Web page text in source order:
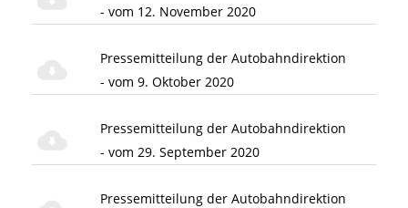
- vom 12. November 2020
Pressemitteilung der Autobahndirektion
- vom 9. Oktober 2020
Pressemitteilung der Autobahndirektion
- vom 29. September 2020
Pressemitteilung der Autobahndirektion